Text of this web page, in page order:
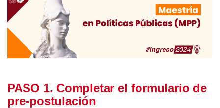
PASO 1. Completar el formulario de
pre-postulación